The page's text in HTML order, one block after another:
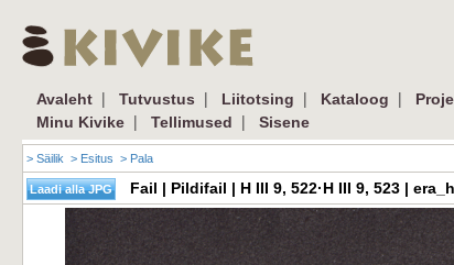
Avaleht | Tutvustus | Liitotsing | Kataloog |
Minu Kivike | Tellimused | Sisene
> Säilik > Esitus > Pala
Fail | Pildifail | H III 9, 522·H III 9, 523 |